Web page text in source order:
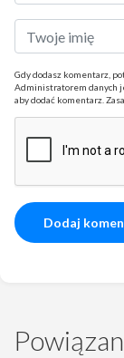
Gdy dodasz komentarz,
Administratorem danych
aby dodać komentarz.